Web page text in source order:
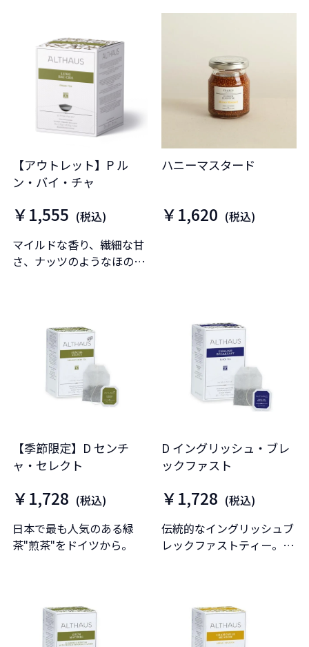
【アウトレット】P ル
ン・バイ・チャ
￥1,555 (税込)
マイルドな香り、繊細な甘
さ、ナッツのようなほのか
ハニーマスタード
￥1,620 (税込)
【季節限定】D センチ
ャ・セレクト
￥1,728 (税込)
日本で最も人気のある緑
茶"煎茶"をドイツから。
D イングリッシュ・ブレ
ックファスト
￥1,728 (税込)
伝統的なイングリッシュブ
レックファストティー。厳